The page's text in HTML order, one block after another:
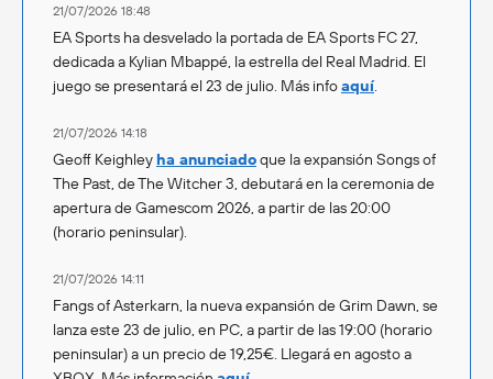
21/07/2026 18:48
EA Sports ha desvelado la portada de EA Sports FC 27,
dedicada a Kylian Mbappé, la estrella del Real Madrid. El
juego se presentará el 23 de julio. Más infoaquí.
21/07/2026 14:18
Geoff Keighley ha anunciadoque la expansión Songs of
The Past, de The Witcher 3, debutará en la ceremonia de
apertura de Gamescom 2026, a partir de las 20:00
(horario peninsular).
21/07/2026 14:11
Fangs of Asterkarn, la nueva expansión de Grim Dawn, se
lanza este 23 de julio, en PC, a partir de las 19:00 (horario
peninsular) a un precio de 19,25€. Llegará en agosto a